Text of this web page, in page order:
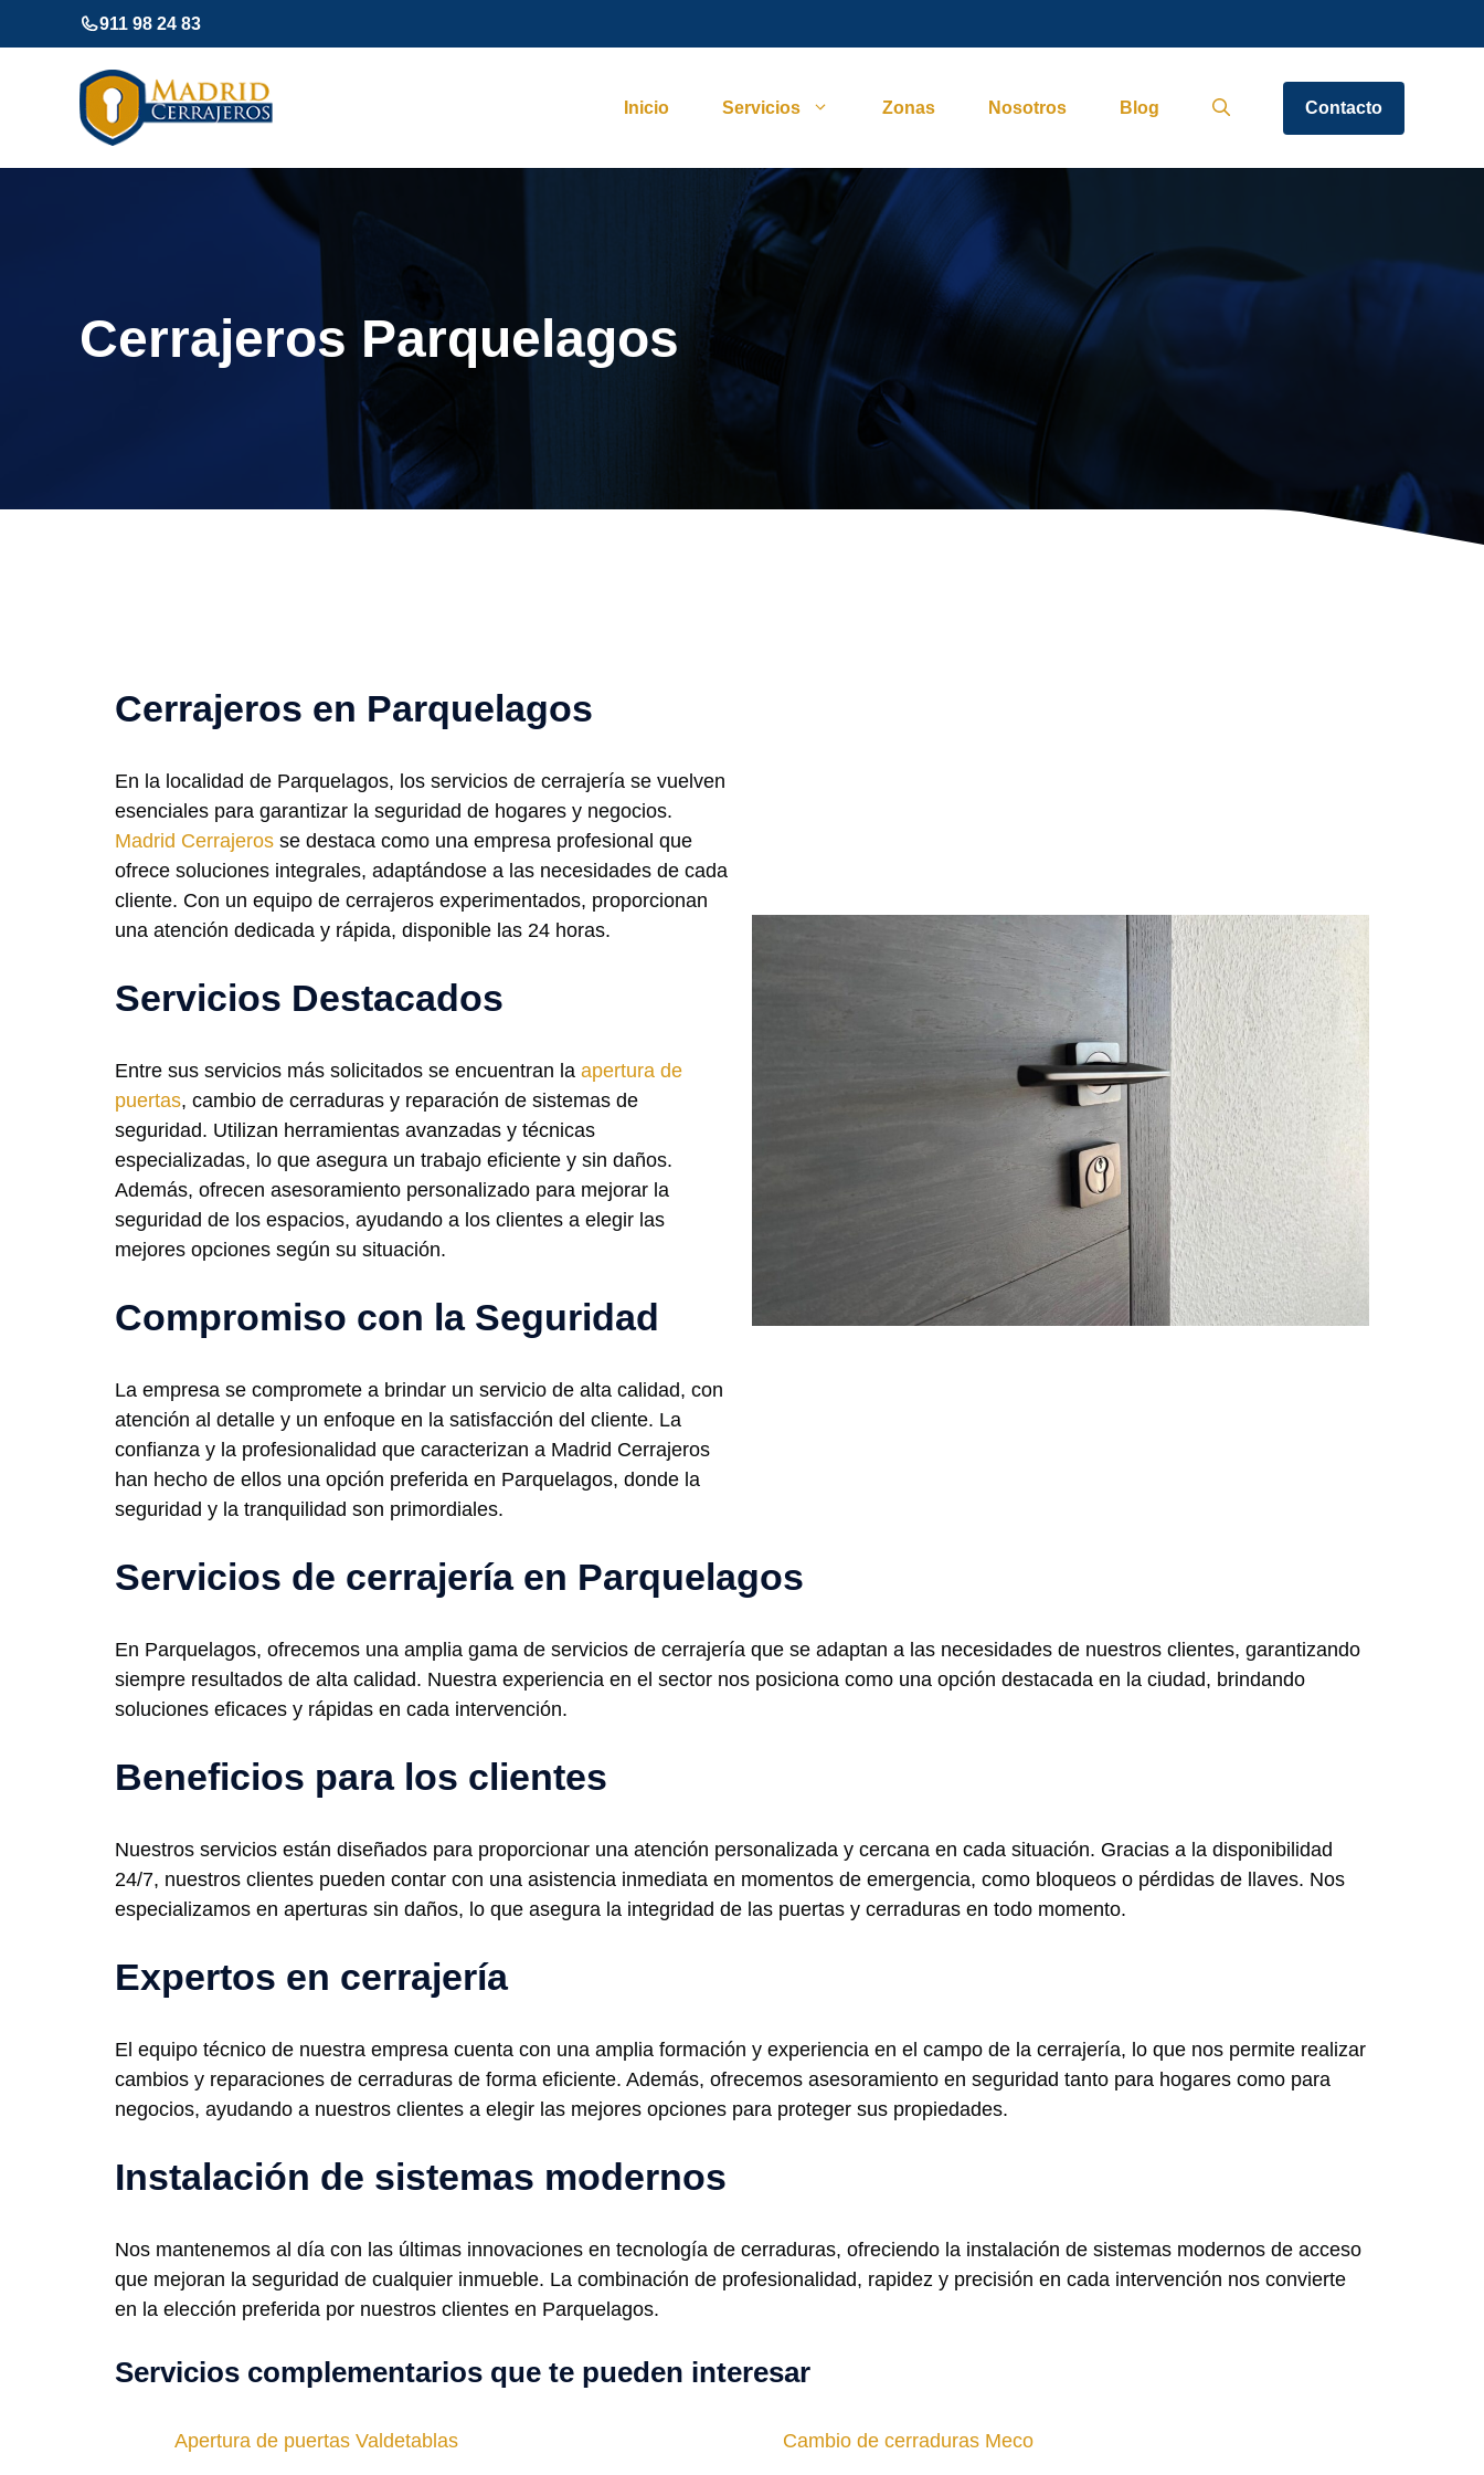
al
911 98 24 83
Inicio Servicios Zonas Nosotros Blog Contacto
Cerrajeros Parquelagos
Cerrajeros en Parquelagos
En la localidad de Parquelagos, los servicios de cerrajería se vuelven
esenciales para garantizar la seguridad de hogares y negocios.
Madrid Cerrajeros se destaca como una empresa profesional que
ofrece soluciones integrales, adaptándose a las necesidades de cada
cliente. Con un equipo de cerrajeros experimentados, proporcionan
una atención dedicada y rápida, disponible las 24 horas.
Servicios Destacados
Entre sus servicios más solicitados se encuentran la apertura de
puertas, cambio de cerraduras y reparación de sistemas de
seguridad. Utilizan herramientas avanzadas y técnicas
especializadas, lo que asegura un trabajo eficiente y sin daños.
Además, ofrecen asesoramiento personalizado para mejorar la
seguridad de los espacios, ayudando a los clientes a elegir las
mejores opciones según su situación.
Compromiso con la Seguridad
La empresa se compromete a brindar un servicio de alta calidad, con
atención al detalle y un enfoque en la satisfacción del cliente. La
confianza y la profesionalidad que caracterizan a Madrid Cerrajeros
han hecho de ellos una opción preferida en Parquelagos, donde la
seguridad y la tranquilidad son primordiales.
Servicios de cerrajería en Parquelagos
En Parquelagos, ofrecemos una amplia gama de servicios de cerrajería que se adaptan a las necesidades de nuestros clientes, garantizando
siempre resultados de alta calidad. Nuestra experiencia en el sector nos posiciona como una opción destacada en la ciudad, brindando
soluciones eficaces y rápidas en cada intervención.
Beneficios para los clientes
Nuestros servicios están diseñados para proporcionar una atención personalizada y cercana en cada situación. Gracias a la disponibilidad
24/7, nuestros clientes pueden contar con una asistencia inmediata en momentos de emergencia, como bloqueos o pérdidas de llaves. Nos
especializamos en aperturas sin daños, lo que asegura la integridad de las puertas y cerraduras en todo momento.
Expertos en cerrajería
El equipo técnico de nuestra empresa cuenta con una amplia formación y experiencia en el campo de la cerrajería, lo que nos permite realizar
cambios y reparaciones de cerraduras de forma eficiente. Además, ofrecemos asesoramiento en seguridad tanto para hogares como para
negocios, ayudando a nuestros clientes a elegir las mejores opciones para proteger sus propiedades.
Instalación de sistemas modernos
Nos mantenemos al día con las últimas innovaciones en tecnología de cerraduras, ofreciendo la instalación de sistemas modernos de acceso
que mejoran la seguridad de cualquier inmueble. La combinación de profesionalidad, rapidez y precisión en cada intervención nos convierte
en la elección preferida por nuestros clientes en Parquelagos.
Servicios complementarios que te pueden interesar
Apertura de puertas Valdetablas Cambio de cerraduras Meco